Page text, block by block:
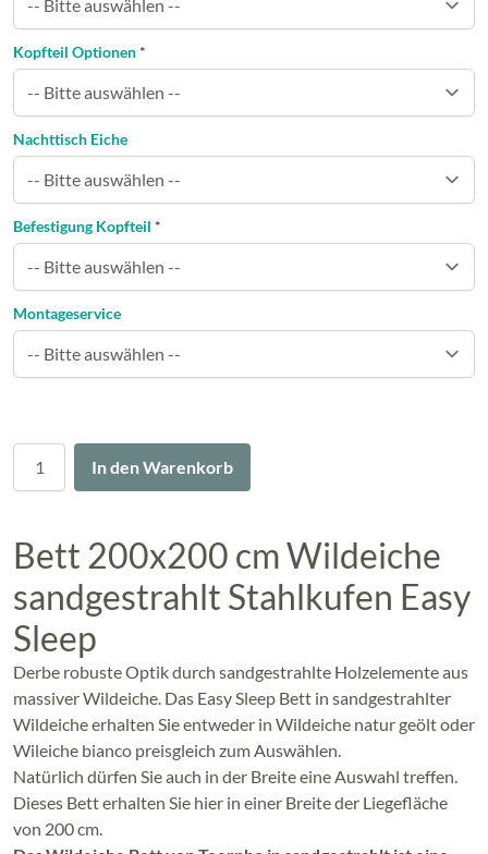
In den Warenkorb
Kopfteil Optionen *
Nachttisch Eiche
Befestigung Kopfteil *
Montageservice
Bett 200x200 cm Wildeiche
sandgestrahlt Stahlkufen Easy
Sleep
Derbe robuste Optik durch sandgestrahlte Holzelemente aus
massiver Wildeiche. Das Easy Sleep Bett in sandgestrahlter
Wildeiche erhalten Sie entweder in Wildeiche natur geölt oder
Wileiche bianco preisgleich zum Auswählen.
Natürlich dürfen Sie auch in der Breite eine Auswahl treffen.
Dieses Bett erhalten Sie hier in einer Breite der Liegefläche
von 200 cm.